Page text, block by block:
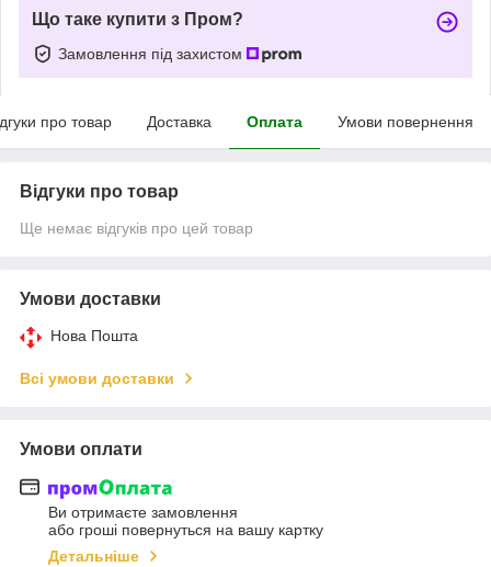
Що таке купити з Пром?
Замовлення під захистом
про товар Доставка Оплата Умови повернення
Відгуки про товар
Ще немає відгуків про цей товар
Умови доставки
Нова Пошта
Всі умови доставки
Умови оплати
Ви отримаєте замовлення
або гроші повернуться на вашу картку
Детальніше